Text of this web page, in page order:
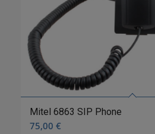
Mitel 6863 SIP Phone
75,00 €